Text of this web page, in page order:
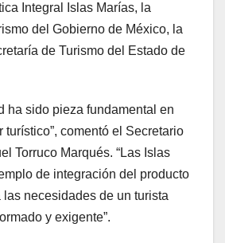
Integral Islas Marías, la
del Gobierno de México, la
de Turismo del Estado de
ha sido pieza fundamental en
turístico”, comentó el Secretario
Torruco Marqués. “Las Islas
de integración del producto
las necesidades de un turista
y exigente”.